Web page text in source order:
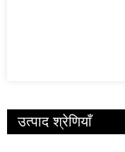
उत्पाद श्रेणियाँ